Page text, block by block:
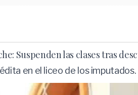
Suspenden las clases tras
en el liceo de los